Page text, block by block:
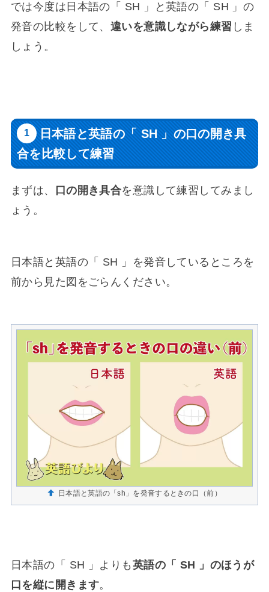
では今度は日本語の「 SH 」と英語の「 SH 」の
発音の比較をして、 違いを意識しながら練習 しま
しょう。
日本語と英語の「 SH 」の口の開き具
合を比較して練習
まずは、 口の開き具合を意識して練習してみまし
ょう。
日本語と英語の「 SH 」を発音しているところを
前から見た図をごらんください。
日本語と英語の「sh」を発音するときの口（前）
日本語の「 SH 」よりも 英語の「 SH 」のほうが
口を縦に開きます。